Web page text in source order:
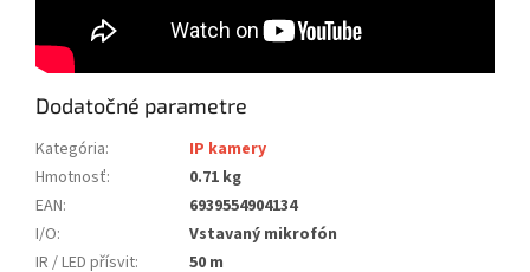
Dodatočné parametre
Kategória:
IP kamery
Hmotnosť:
0.71 kg
EAN:
6939554904134
I/O:
Vstavaný mikrofón
IR / LED přísvit:
50 m